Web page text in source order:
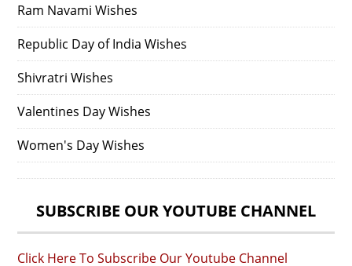
Ram Navami Wishes
Republic Day of India Wishes
Shivratri Wishes
Valentines Day Wishes
Women's Day Wishes
SUBSCRIBE OUR YOUTUBE CHANNEL
Click Here To Subscribe Our Youtube Channel